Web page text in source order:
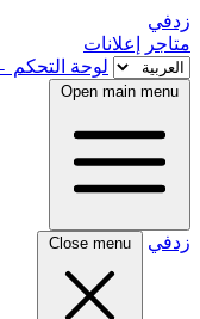
زدفي
متاجر
إعلانات
لوحة التحكم
Open main menu
زدفي Close menu